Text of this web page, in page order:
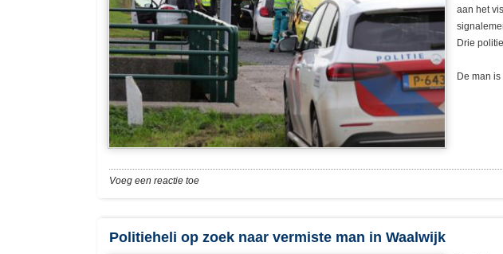
aan het
Drie
De man
Voeg een reactie toe
Politieheli op zoek naar vermiste man in Waalwijk